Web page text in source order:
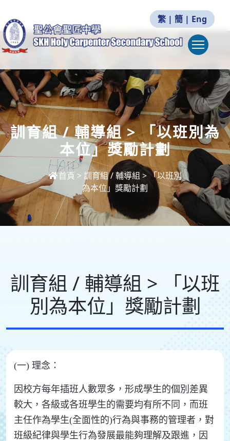
繁 | 簡 | Eng
訓育組 / 輔導組 > 「以班別為
本位」獎勵計劃
首頁 > 訓育組 / 輔導組 > 「以班別
為本位」獎勵計劃
訓育組 / 輔導組 > 「以班
別為本位」獎勵計劃
(一) 理念：
因校方每年插班人數眾多，形成學生的個別差異
較大，各級或各班學生的需要均有所不同，而班
主任作為學生(全面性的)行為與事務的管理者，對
班級紀律與學生行為發展最能夠理解及跟進，因